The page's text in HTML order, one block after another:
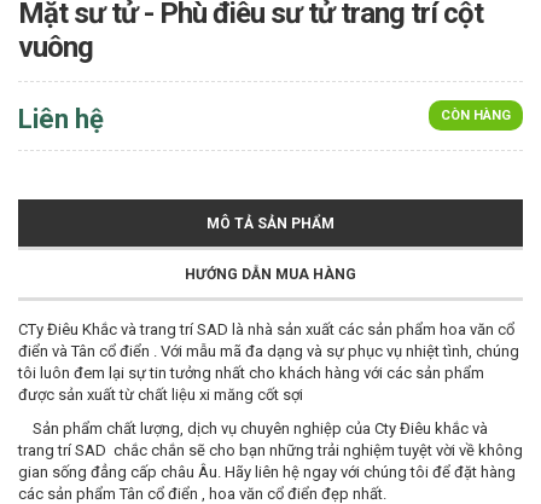
Mặt sư tử - Phù điêu sư tử trang trí cột
vuông
CÒN HÀNG
Liên hệ
MÔ TẢ SẢN PHẨM
HƯỚNG DẪN MUA HÀNG
CTy Điêu Khắc và trang trí SAD là nhà sản xuất các sản phẩm hoa văn cổ
điển và Tân cổ điển . Với mẫu mã đa dạng và sự phục vụ nhiệt tình, chúng
tôi luôn đem lại sự tin tưởng nhất cho khách hàng với các sản phẩm
được sản xuất từ chất liệu xi măng cốt sợi
Sản phẩm chất lượng, dịch vụ chuyên nghiệp của Cty Điêu khắc và
trang trí SAD chắc chắn sẽ cho bạn những trải nghiệm tuyệt vời về không
gian sống đẳng cấp châu Âu. Hãy liên hệ ngay với chúng tôi để đặt hàng
các sản phẩm Tân cổ điển , hoa văn cổ điển đẹp nhất.